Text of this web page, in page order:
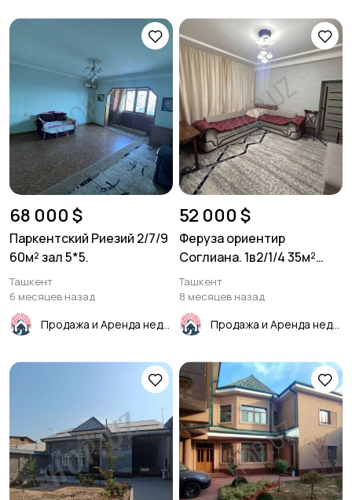
68 000 $
Паркентский Риезий 2/7/9
60м² зал 5*5.
Ташкент
6 месяцев назад
52 000 $
Феруза ориентир
Соглиана. 1в2/1/4 35м²
Кирпич
Ташкент
8 месяцев назад